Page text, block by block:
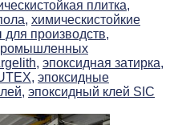
плитка,
химическистойкие
производств,
эпоксидная затирка,
эпоксидные
эпоксидный клей SIC